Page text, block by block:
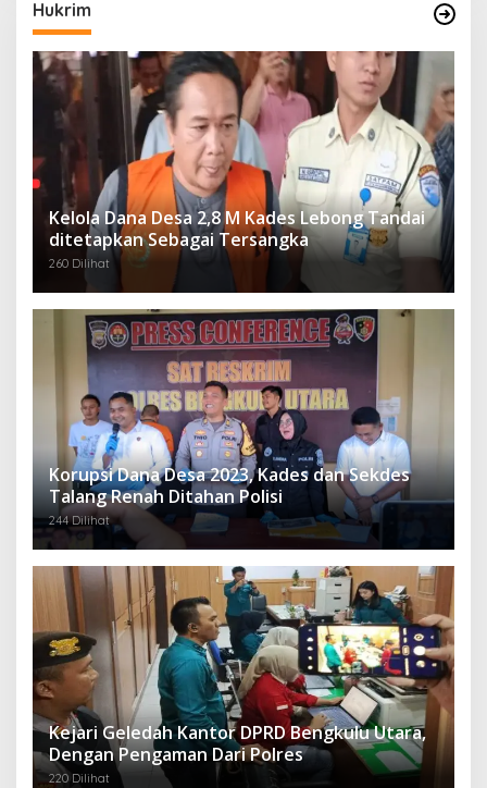
Hukrim
Kelola Dana Desa 2,8 M Kades Lebong Tandai
ditetapkan Sebagai Tersangka
260 Dilihat
Korupsi Dana Desa 2023, Kades dan Sekdes
Talang Renah Ditahan Polisi
244 Dilihat
Kejari Geledah Kantor DPRD Bengkulu Utara,
Dengan Pengaman Dari Polres
220 Dilihat